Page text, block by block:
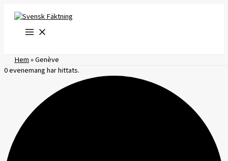
innehåll
Hem»Genève
0 evenemang har hittats.